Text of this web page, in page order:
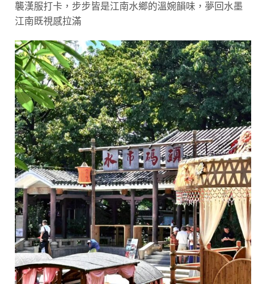
襲漢服打卡，步步皆是江南水鄉的溫婉韻味，夢回水墨
江南既視感拉滿